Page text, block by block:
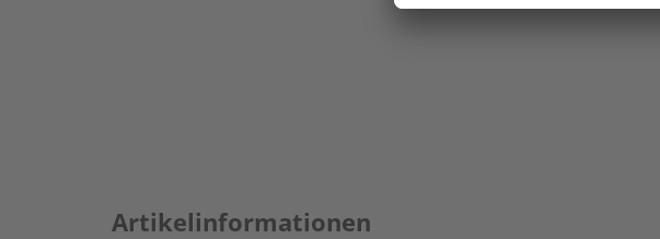
Artikelinformationen